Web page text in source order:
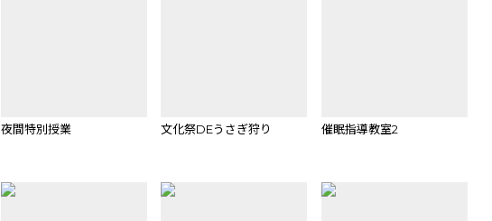
夜間特別授業 文化祭DEうさぎ狩り 催眠指導教室2